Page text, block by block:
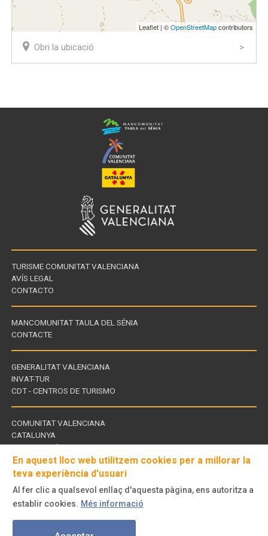
Leaflet | ©OpenStreetMapcontributors
Obri la ubicació
TURISME COMUNITAT VALENCIANA
AVÍS LEGAL
CONTACTO
MANCOMUNITAT TAULA DEL SÉNIA
CONTACTE
Enllaços
d'interès
GENERALITAT VALENCIANA
INVAT-TUR
CDT - CENTROS DE TURISMO
Enllaços
d'interès
COMUNITAT VALENCIANA
CATALUNYA
TERRES DE L'EBRE
Visita'ns
En aquest lloc web utilitzem cookies per a millorar la
teva experiència d'usuari
Al fer clic a qualsevol enllaç d'aquesta pàgina, ens autoritza a
establir cookies. Més informació